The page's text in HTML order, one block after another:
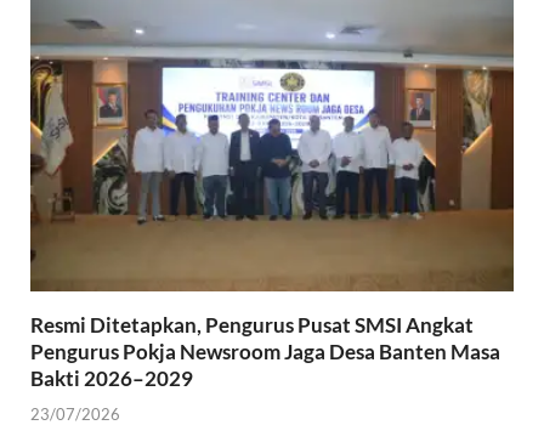
Resmi Ditetapkan, Pengurus Pusat SMSI Angkat
Pengurus Pokja Newsroom Jaga Desa Banten Masa
Bakti 2026–2029
23/07/2026